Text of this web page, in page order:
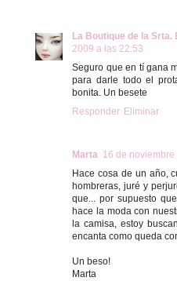
La Boutique de la Srta.
2009 a las 22:53
Seguro que en tí gana
para darle todo el
bonita. Un besete
Responder Eliminar
Marta 16 de
Hace cosa de un año,
hombreras, juré y
que... por supuesto
hace la moda con
la camisa, estoy
encanta como queda
Un beso!
Marta